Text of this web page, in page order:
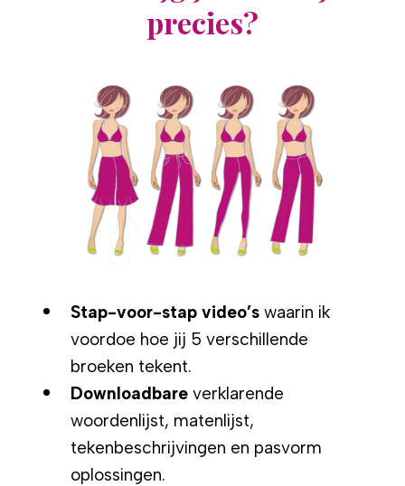
precies?
Stap-voor-stap video’s waarin ik
voordoe hoe jij 5 verschillende
broeken tekent.
Downloadbare verklarende
woordenlijst, matenlijst,
tekenbeschrijvingen en pasvorm
oplossingen.